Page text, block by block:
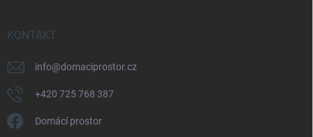
KONTAKT
info@domaciprostor.cz
+420 725 768 387
Domácí prostor